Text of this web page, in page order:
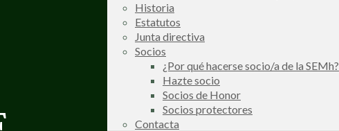
Historia
Estatutos
Junta directiva
Socios
¿Por qué hacerse socio/a de la SEMh?
Hazte socio
Socios de Honor
Socios protectores
Contacta